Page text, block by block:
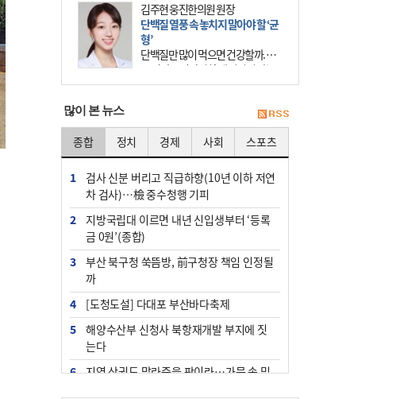
김주현 웅진한의원 원장
단백질 열풍 속 놓치지 말아야 할 ‘균
형’
단백질만 많이 먹으면 건강할까. 요
즘 건강을 이야기할 때 빠지지 않는
키워드가 단백질이다. 헬스장을 다니
많이 본 뉴스
종합 정치 경제 사회 스포츠
1
검사 신분 버리고 직급하향(10년 이하 저연
차 검사)…檢 중수청행 기피
2
지방국립대 이르면 내년 신입생부터 ‘등록
금 0원’(종합)
3
부산 북구청 쑥뜸방, 前구청장 책임 인정될
까
4
[도청도설] 다대포 부산바다축제
5
해양수산부 신청사 북항재개발 부지에 짓
는다
6
지역 상권도 말라죽을 판이라…가뭄 속 밀